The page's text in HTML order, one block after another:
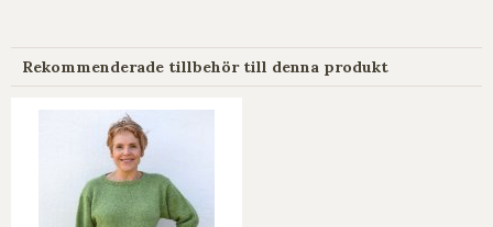
Rekommenderade tillbehör till denna produkt